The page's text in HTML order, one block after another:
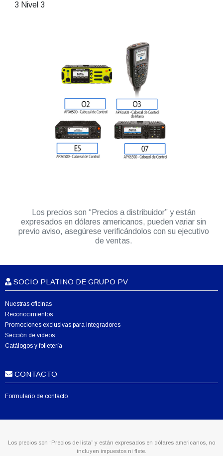
3 Nivel 3
Los precios son “Precios a distribuidor” y están
expresados en dólares americanos, pueden variar sin
previo aviso, asegúrese verificándolos con su ejecutivo
de ventas.
SOCIO PLATINO DE GRUPO PV
Nuestras oficinas
Reconocimientos
Promociones exclusivas para integradores
Sección de videos
Catálogos y folletería
CONTACTO
Formulario de contacto
Los precios son “Precios de lista” y están expresados en dólares americanos, no
incluyen impuestos ni flete.